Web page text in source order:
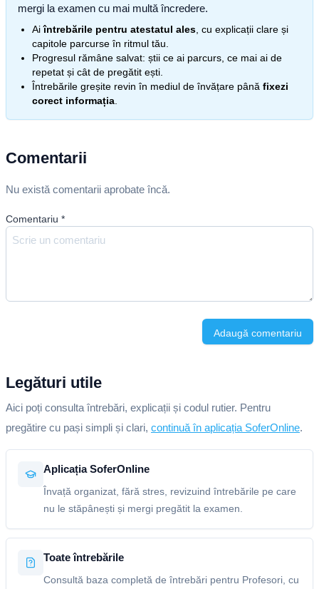
mergi la examen cu mai multă încredere.
Aiîntrebările pentru atestatul ales , cu explicații clare și
capitole parcurse în ritmul tău.
Progresul rămâne salvat: știi ce ai parcurs, ce mai ai de
repetat și cât de pregătit ești.
Întrebările greșite revin în mediul de învățare până fixezi
corect informația
Comentarii
Nu există comentarii aprobate încă.
Comentariu *
Adaugă comentariu
Legături utile
Aici poți consulta întrebări, explicații și codul rutier. Pentru
pregătire cu pași simpli și clari, continuă în aplicația SoferOnline.
Aplicația SoferOnline
Învață organizat, fără stres, revizuind întrebările pe care
nu le stăpânești și mergi pregătit la examen.
Toate întrebările
Consultă baza completă de întrebări pentru Profesori, cu